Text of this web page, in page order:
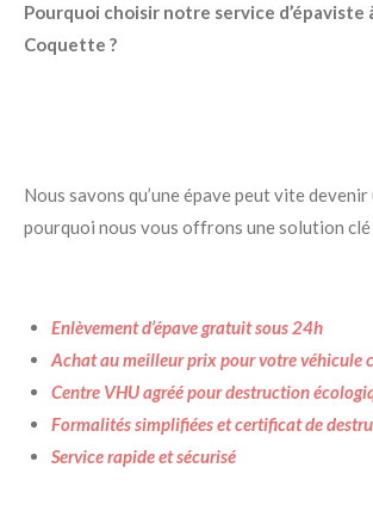
Pourquoi choisir notre service d’épaviste
Coquette ?
Nous savons qu’une épave peut vite devenir
pourquoi nous vous offrons une solution clé
Enlèvement d’épave gratuit sous 24h
Achat au meilleur prix pour votre véhicule
Centre VHU agréé pour destruction
Formalités simplifiées et certificat de
Service rapide et sécurisé